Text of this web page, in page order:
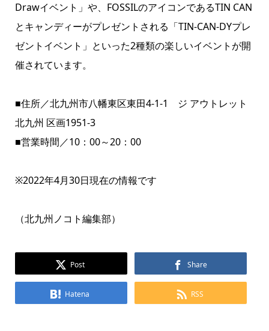
Drawイベント」や、FOSSILのアイコンであるTIN CAN
とキャンディーがプレゼントされる「TIN-CAN-DYプレ
ゼントイベント」といった2種類の楽しいイベントが開
催されています。
■住所／北九州市八幡東区東田4-1-1 ジ アウトレット
北九州 区画1951-3
■営業時間／10：00～20：00
※2022年4月30日現在の情報です
（北九州ノコト編集部）
Post Share
Hatena RSS